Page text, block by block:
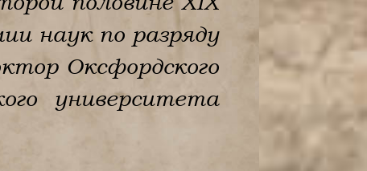
наук по разряду
Оксфордского
университета